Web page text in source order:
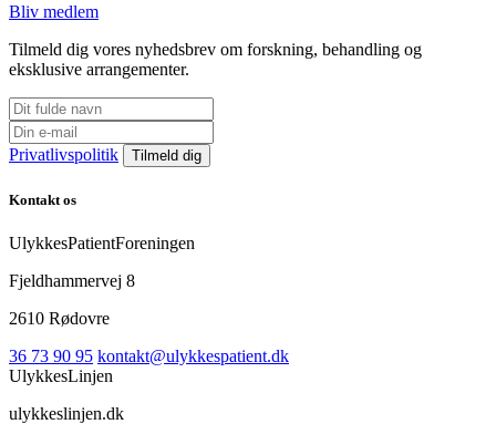
Bliv medlem
Tilmeld dig vores nyhedsbrev om forskning, behandling og
eksklusive arrangementer.
Privatlivspolitik
Kontakt os
UlykkesPatientForeningen
Fjeldhammervej 8
2610 Rødovre
36 73 90 95 kontakt@ulykkespatient.dk
UlykkesLinjen
ulykkeslinjen.dk